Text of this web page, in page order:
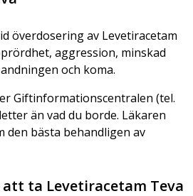
överdosering av Levetiracetam
aggression, minskad
och koma.
Giftinformationscentralen (tel.
än vad du borde. Läkaren
den bästa behandligen av
ta Levetiracetam Teva